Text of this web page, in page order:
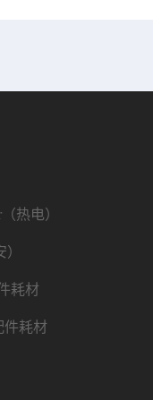
热电）
耗材
件耗材